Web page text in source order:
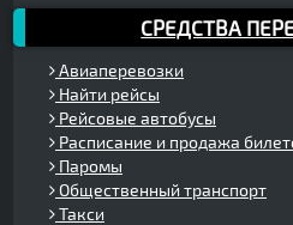
СРЕДСТВА
Авиаперевозки
Найти рейсы
Рейсовые автобусы
Расписание и продажа
Паромы
Общественный транспорт
Такси